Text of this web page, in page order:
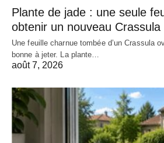
Plante de jade : une seule
obtenir un nouveau Crassula
Une feuille charnue tombée d’un Crassula
bonne à jeter. La plante…
août 7, 2026